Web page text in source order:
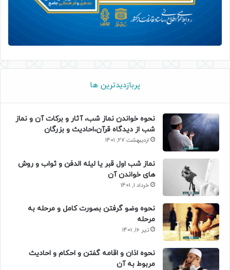
پربازدیدترین ها
نحوه خواندن نماز شب، آثار و برکات آن و نماز
شب از دیدگاه قرآن،احادیث و بزرگان
اردیبهشت 27, 1401
نماز شب اول قبر یا لیله الدفن و ثواب و روش
های خواندن آن
خرداد 1, 1401
نحوه وضو گرفتن بصورت کامل و مرحله به
مرحله
تیر 16, 1401
نحوه اذان و اقامه گفتن و احکام و احادیث
مربوط به آن